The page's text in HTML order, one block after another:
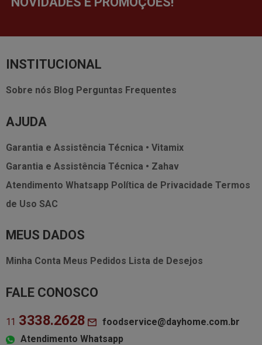
INSTITUCIONAL
Sobre nós Blog Perguntas Frequentes
AJUDA
Garantia e Assistência Técnica • Vitamix
Garantia e Assistência Técnica • Zahav
Atendimento Whatsapp Política de Privacidade Termos
de Uso SAC
MEUS DADOS
Minha Conta Meus Pedidos Lista de Desejos
FALE CONOSCO
11 3338.2628
foodservice@dayhome.com.br
Atendimento Whatsapp